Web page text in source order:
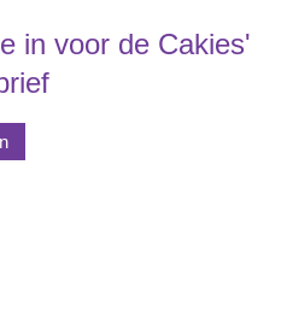
in voor de Cakies'